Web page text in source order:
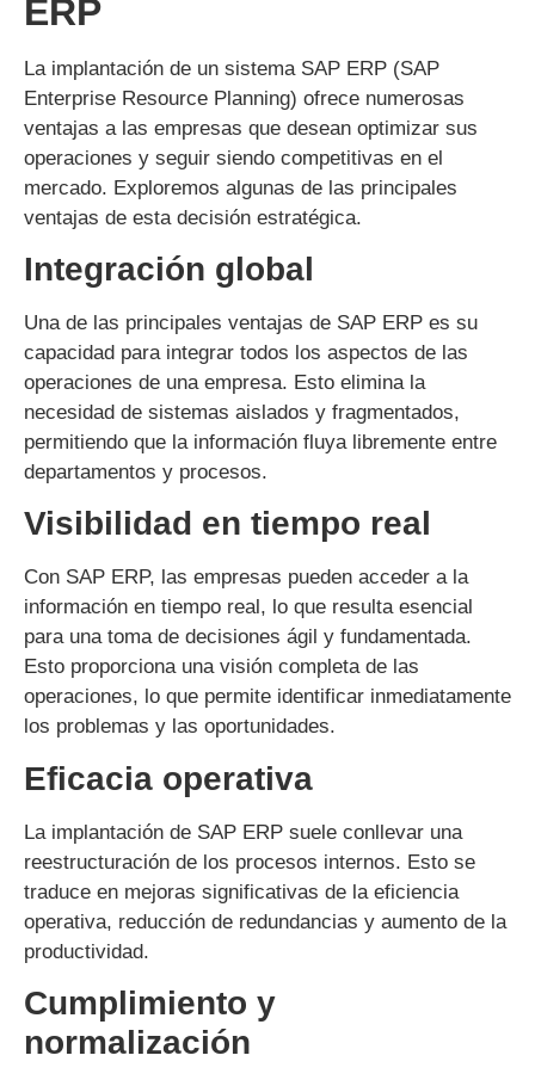
ERP
La implantación de un sistema SAP ERP (SAP
Enterprise Resource Planning) ofrece numerosas
ventajas a las empresas que desean optimizar sus
operaciones y seguir siendo competitivas en el
mercado. Exploremos algunas de las principales
ventajas de esta decisión estratégica.
Integración global
Una de las principales ventajas de SAP ERP es su
capacidad para integrar todos los aspectos de las
operaciones de una empresa. Esto elimina la
necesidad de sistemas aislados y fragmentados,
permitiendo que la información fluya libremente entre
departamentos y procesos.
Visibilidad en tiempo real
Con SAP ERP, las empresas pueden acceder a la
información en tiempo real, lo que resulta esencial
para una toma de decisiones ágil y fundamentada.
Esto proporciona una visión completa de las
operaciones, lo que permite identificar inmediatamente
los problemas y las oportunidades.
Eficacia operativa
La implantación de SAP ERP suele conllevar una
reestructuración de los procesos internos. Esto se
traduce en mejoras significativas de la eficiencia
operativa, reducción de redundancias y aumento de la
productividad.
Cumplimiento y
normalización